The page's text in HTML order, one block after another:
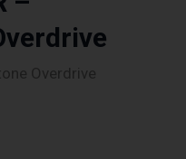
Overdrive